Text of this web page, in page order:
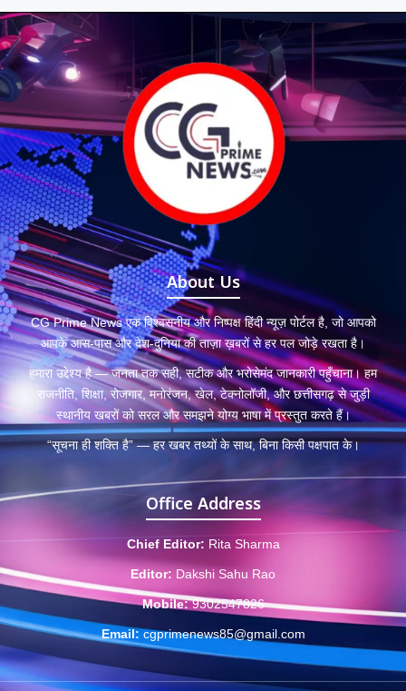
About Us
CG Prime News एक विश्वसनीय और निष्पक्ष हिंदी न्यूज़ पोर्टल है, जो आपको
आपके आस-पास और देश-दुनिया की ताज़ा ख़बरों से हर पल जोड़े रखता है।
हमारा उद्देश्य है — जनता तक सही, सटीक और भरोसेमंद जानकारी पहुँचाना। हम
राजनीति, शिक्षा, रोजगार, मनोरंजन, खेल, टेक्नोलॉजी, और छत्तीसगढ़ से जुड़ी
स्थानीय खबरों को सरल और समझने योग्य भाषा में प्रस्तुत करते हैं।
“सूचना ही शक्ति है” — हर खबर तथ्यों के साथ, बिना किसी पक्षपात के।
Office Address
Chief Editor: Rita Sharma
Editor: Dakshi Sahu Rao
Mobile: 9302547826
Email: cgprimenews85@gmail.com